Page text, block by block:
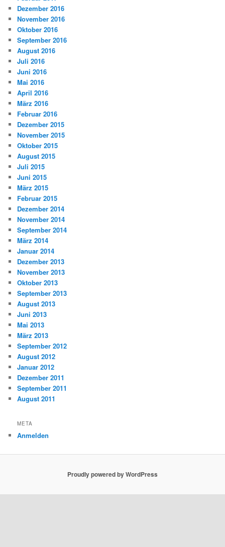
Dezember 2016
November 2016
Oktober 2016
September 2016
August 2016
Juli 2016
Juni 2016
Mai 2016
April 2016
März 2016
Februar 2016
Dezember 2015
November 2015
Oktober 2015
August 2015
Juli 2015
Juni 2015
März 2015
Februar 2015
Dezember 2014
November 2014
September 2014
März 2014
Januar 2014
Dezember 2013
November 2013
Oktober 2013
September 2013
August 2013
Juni 2013
Mai 2013
März 2013
September 2012
August 2012
Januar 2012
Dezember 2011
September 2011
August 2011
META
Anmelden
Proudly powered by WordPress